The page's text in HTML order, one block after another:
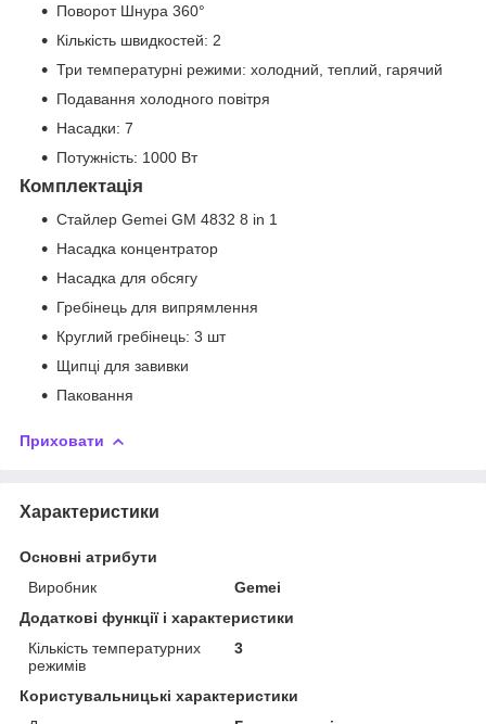
Поворот Шнура 360°
Кількість швидкостей: 2
Три температурні режими: холодний, теплий, гарячий
Подавання холодного повітря
Насадки: 7
Потужність: 1000 Вт
Комплектація
Стайлер Gemei GM 4832 8 in 1
Насадка концентратор
Насадка для обсягу
Гребінець для випрямлення
Круглий гребінець: 3 шт
Щипці для завивки
Паковання
Приховати
Характеристики
Основні атрибути
Виробник
Gemei
Додаткові функції і характеристики
Кількість температурних
режимів
3
Користувальницькі характеристики